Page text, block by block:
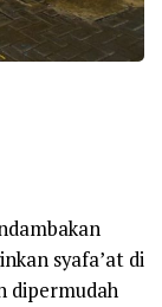
syafa’at di
dipermudah